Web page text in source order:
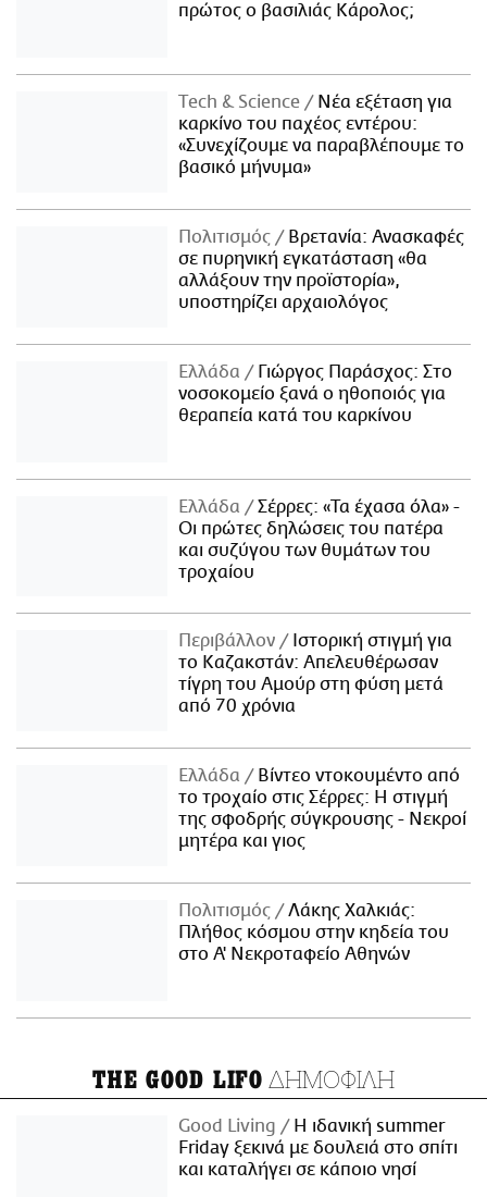
πρώτος ο βασιλιάς Κάρολος;
Τech & Science
Νέα εξέταση για
καρκίνο του παχέος εντέρου:
«Συνεχίζουμε να παραβλέπουμε το
βασικό μήνυμα»
Πολιτισμός
Βρετανία: Ανασκαφές
σε πυρηνική εγκατάσταση «θα
αλλάξουν την προϊστορία»,
υποστηρίζει αρχαιολόγος
Ελλάδα
Γιώργος Παράσχος: Στο
νοσοκομείο ξανά ο ηθοποιός για
θεραπεία κατά του καρκίνου
Ελλάδα
Σέρρες: «Τα έχασα όλα» -
Οι πρώτες δηλώσεις του πατέρα
και συζύγου των θυμάτων του
τροχαίου
Περιβάλλον
Ιστορική στιγμή για
το Καζακστάν: Απελευθέρωσαν
τίγρη του Αμούρ στη φύση μετά
από 70 χρόνια
Ελλάδα
Βίντεο ντοκουμέντο από
το τροχαίο στις Σέρρες: Η στιγμή
της σφοδρής σύγκρουσης - Νεκροί
μητέρα και γιος
Πολιτισμός
Λάκης Χαλκιάς:
Πλήθος κόσμου στην κηδεία του
στο Α' Νεκροταφείο Αθηνών
THE GOOD LIFO ΔΗΜΟΦΙΛΗ
Good Living
Η ιδανική summer
Friday ξεκινά με δουλειά στο σπίτι
και καταλήγει σε κάποιο νησί